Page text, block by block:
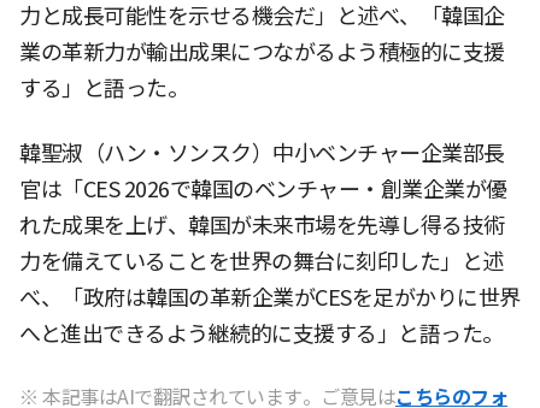
力と成長可能性を示せる機会だ」と述べ、「韓国企
業の革新力が輸出成果につながるよう積極的に支援
する」と語った。
韓聖淑（ハン・ソンスク）中小ベンチャー企業部長
官は「CES 2026で韓国のベンチャー・創業企業が優
れた成果を上げ、韓国が未来市場を先導し得る技術
力を備えていることを世界の舞台に刻印した」と述
べ、「政府は韓国の革新企業がCESを足がかりに世界
へと進出できるよう継続的に支援する」と語った。
※ 本記事はAIで翻訳されています。ご意見はこちらのフォ